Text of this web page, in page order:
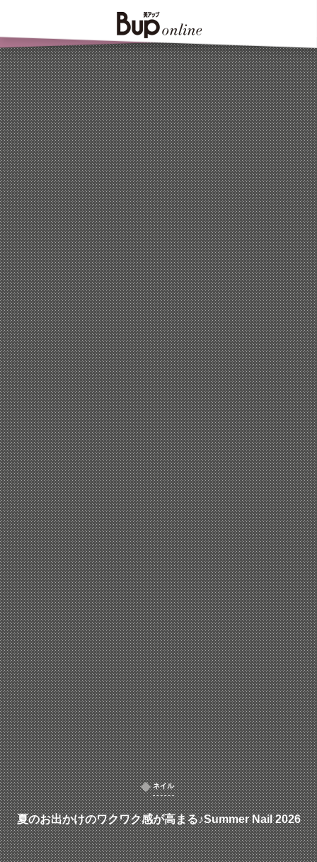
ネイル
夏のお出かけのワクワク感が高まる♪Summer Nail 2026